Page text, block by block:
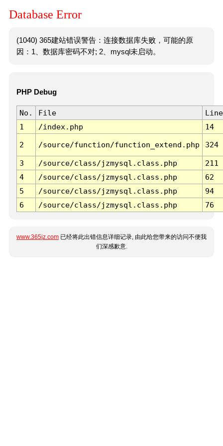
Database Error
(1040) 365建站错误警告：连接数据库失败，可能的原
因：1、数据库密码不对; 2、mysql未启动。
PHP Debug
No. File
Line
1
/index.php 14
2 /source/function/function_extend.php 324
3 /source/class/jzmysql.class.php
211
4
/source/class/jzmysql.class.php
62
5
/source/class/jzmysql.class.php
94
6
/source/class/jzmysql.class.php 76
www.365jz.com 已经将此出错信息详细记录, 由此给您带来的访问不便我
们深感歉意.